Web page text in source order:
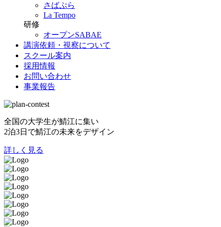
さばぷら
La Tempo
研修
オープンSABAE
講演依頼・視察について
スクール案内
採用情報
お問い合わせ
事業報告
全国の大学生が鯖江に集い
2泊3日で鯖江の未来をデザイン
詳しく見る